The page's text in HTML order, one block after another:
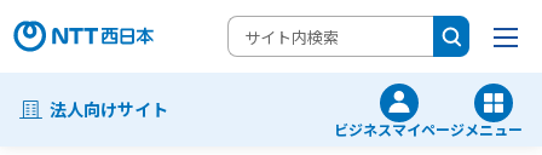
法人向けサイト
ビジネスマイページメニュー